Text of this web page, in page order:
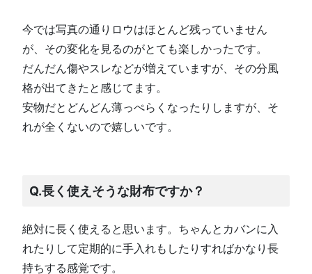
今では写真の通りロウはほとんど残っていません
が、その変化を見るのがとても楽しかったです。
だんだん傷やスレなどが増えていますが、その分風
格が出てきたと感じてます。
安物だとどんどん薄っぺらくなったりしますが、そ
れが全くないので嬉しいです。
Q.長く使えそうな財布ですか？
絶対に長く使えると思います。ちゃんとカバンに入
れたりして定期的に手入れもしたりすればかなり長
持ちする感覚です。